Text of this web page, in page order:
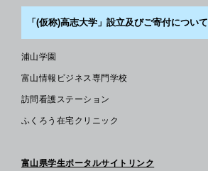
「(仮称)高志大学」設立及びご寄付について
浦山学園
富山情報ビジネス専門学校
訪問看護ステーション
ふくろう在宅クリニック
富山県学生ポータルサイトリンク